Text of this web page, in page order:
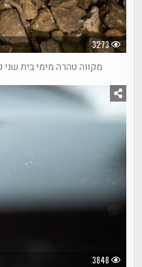
3273
מקווה טהרה מימי בית
3848